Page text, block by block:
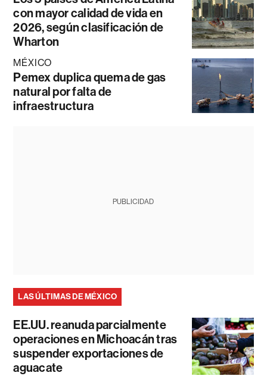
con mayor calidad de vida en
2026, según clasificación de
Wharton
MÉXICO
Pemex duplica quema de gas
natural por falta de
infraestructura
PUBLICIDAD
LAS ÚLTIMAS DE MÉXICO
EE.UU. reanuda parcialmente
operaciones en Michoacán tras
suspender exportaciones de
aguacate